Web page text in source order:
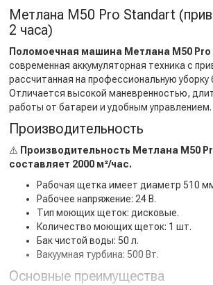
Метлана М50 Pro Standart
2 часа)
Поломоечная машина Метлана М50 Pro
современная аккумуляторная техника с
рассчитанная на профессиональную
Отличается высокой маневренностью,
работы от батареи и удобным управлением.
Производительность
⚠️ Производительность Метлана М50
составляет 2000 м²/час.
Рабочая щетка имеет диаметр 510
Рабочее напряжение: 24 В.
Тип моющих щеток: дисковые.
Количество моющих щеток: 1 шт.
Бак чистой воды: 50 л.
Вакуумная турбина: 500 Вт.
Основные преимущества